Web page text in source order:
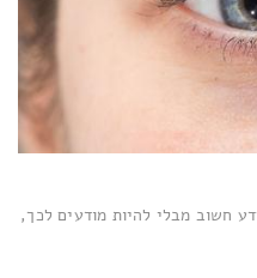
חשוב מבלי להיות מודעים לכך,